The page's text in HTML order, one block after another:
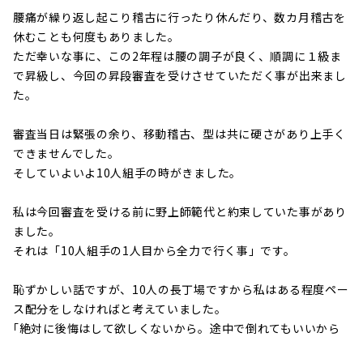
腰痛が繰り返し起こり稽古に行ったり休んだり、数カ月稽古を
休むことも何度もありました。
ただ幸いな事に、この2年程は腰の調子が良く、順調に１級ま
で昇級し、今回の昇段審査を受けさせていただく事が出来まし
た。
審査当日は緊張の余り、移動稽古、型は共に硬さがあり上手く
できませんでした。
そしていよいよ10人組手の時がきました。
私は今回審査を受ける前に野上師範代と約束していた事があり
ました。
それは「10人組手の1人目から全力で行く事」です。
恥ずかしい話ですが、10人の長丁場ですから私はある程度ペー
ス配分をしなければと考えていました。
｢絶対に後悔はして欲しくないから。途中で倒れてもいいから